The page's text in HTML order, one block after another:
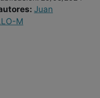
Juan
M